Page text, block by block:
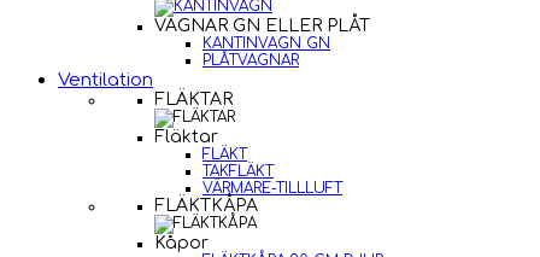
VAGNAR GN ELLER PLÅT
KANTINVAGN GN
PLÅTVAGNAR
Ventilation
FLÄKTAR
Fläktar
FLÄKT
TAKFLÄKT
VÄRMARE-TILLLUFT
FLÄKTKÅPA
Kåpor